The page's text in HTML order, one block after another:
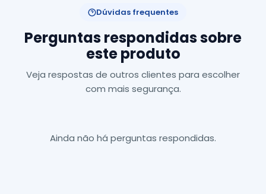
Dúvidas frequentes
Perguntas respondidas sobre
este produto
Veja respostas de outros clientes para escolher
com mais segurança.
Ainda não há perguntas respondidas.